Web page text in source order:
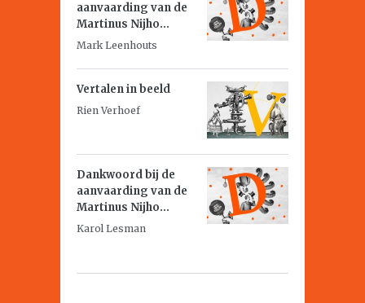
aanvaarding van de
Martinus Nijho...
Mark Leenhouts
Vertalen in beeld
Rien Verhoef
Dankwoord bij de
aanvaarding van de
Martinus Nijho...
Karol Lesman